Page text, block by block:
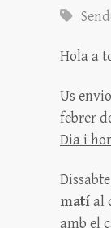
Hola a
Us
febrer
Dia i
matíal
amb el